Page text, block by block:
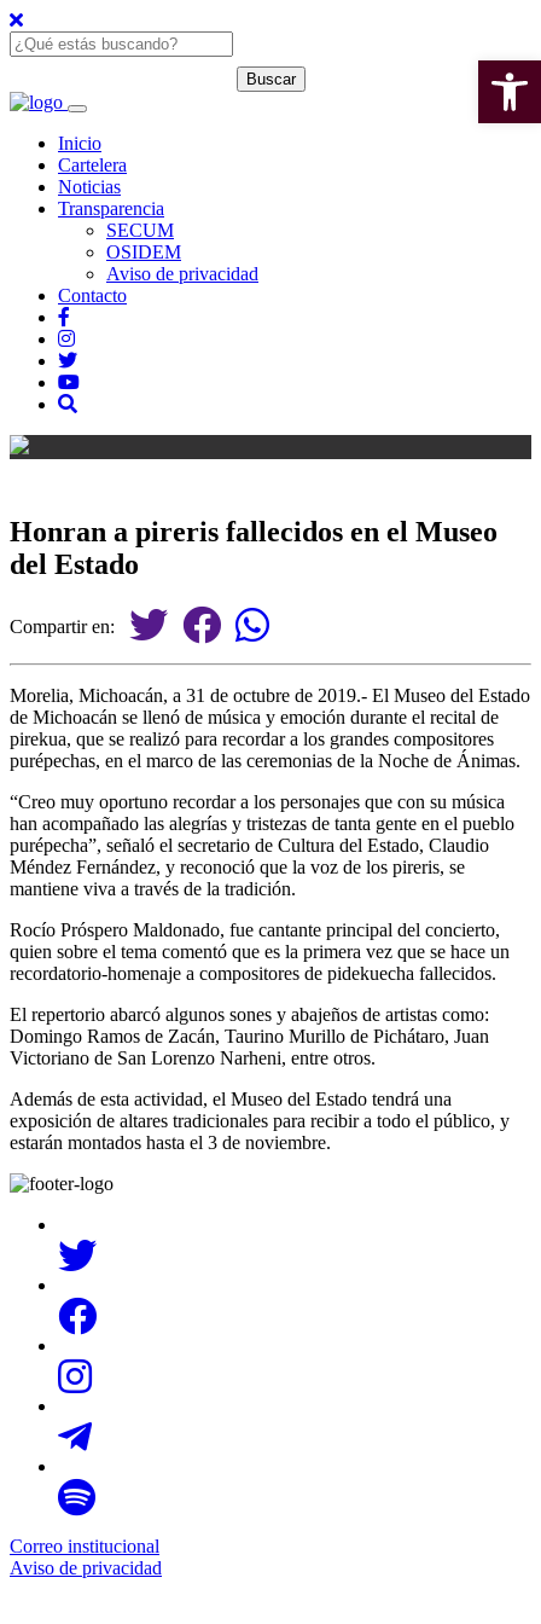
Inicio
Cartelera
Noticias
Transparencia
SECUM
OSIDEM
Aviso de privacidad
Contacto
Honran a pireris fallecidos en el Museo
del Estado
Compartir en:
Morelia, Michoacán, a 31 de octubre de 2019.- El Museo del Estado
de Michoacán se llenó de música y emoción durante el recital de
pirekua, que se realizó para recordar a los grandes compositores
purépechas, en el marco de las ceremonias de la Noche de Ánimas.
“Creo muy oportuno recordar a los personajes que con su música
han acompañado las alegrías y tristezas de tanta gente en el pueblo
purépecha”, señaló el secretario de Cultura del Estado, Claudio
Méndez Fernández, y reconoció que la voz de los pireris, se
mantiene viva a través de la tradición.
Rocío Próspero Maldonado, fue cantante principal del concierto,
quien sobre el tema comentó que es la primera vez que se hace un
recordatorio-homenaje a compositores de pidekuecha fallecidos.
El repertorio abarcó algunos sones y abajeños de artistas como:
Domingo Ramos de Zacán, Taurino Murillo de Pichátaro, Juan
Victoriano de San Lorenzo Narheni, entre otros.
Además de esta actividad, el Museo del Estado tendrá una
exposición de altares tradicionales para recibir a todo el público, y
estarán montados hasta el 3 de noviembre.
Correo institucional
Aviso de privacidad